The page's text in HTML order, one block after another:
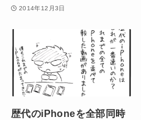
2014年12月3日
歴代のiPhoneを全部同時